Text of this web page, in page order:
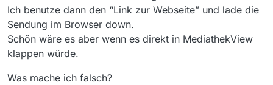
Ich benutze dann den “Link zur Webseite” und lade die
Sendung im Browser down.
Schön wäre es aber wenn es direkt in MediathekView
klappen würde.
Was mache ich falsch?